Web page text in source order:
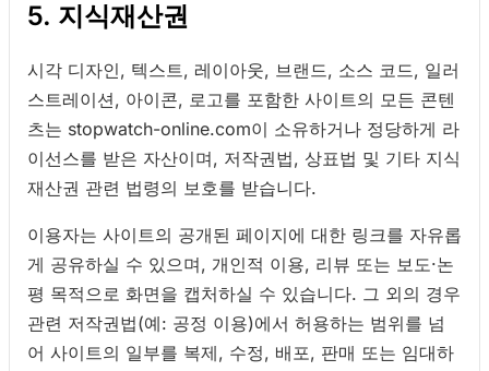
5. 지식재산권
시각 디자인, 텍스트, 레이아웃, 브랜드, 소스 코드, 일러
스트레이션, 아이콘, 로고를 포함한 사이트의 모든 콘텐
츠는 stopwatch-online.com이 소유하거나 정당하게 라
이선스를 받은 자산이며, 저작권법, 상표법 및 기타 지식
재산권 관련 법령의 보호를 받습니다.
이용자는 사이트의 공개된 페이지에 대한 링크를 자유롭
게 공유하실 수 있으며, 개인적 이용, 리뷰 또는 보도·논
평 목적으로 화면을 캡처하실 수 있습니다. 그 외의 경우
관련 저작권법(예: 공정 이용)에서 허용하는 범위를 넘
어 사이트의 일부를 복제, 수정, 배포, 판매 또는 임대하